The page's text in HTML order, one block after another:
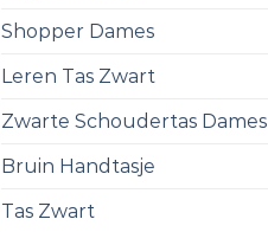
Shopper Dames
Leren Tas Zwart
Zwarte Schoudertas Dames
Bruin Handtasje
Tas Zwart